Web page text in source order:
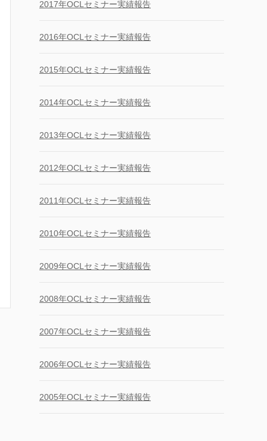
2017年OCLセミナー実績報告
2016年OCLセミナー実績報告
2015年OCLセミナー実績報告
2014年OCLセミナー実績報告
2013年OCLセミナー実績報告
2012年OCLセミナー実績報告
2011年OCLセミナー実績報告
2010年OCLセミナー実績報告
2009年OCLセミナー実績報告
2008年OCLセミナー実績報告
2007年OCLセミナー実績報告
2006年OCLセミナー実績報告
2005年OCLセミナー実績報告